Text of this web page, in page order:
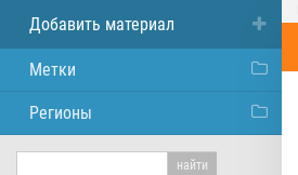
Добавить материал
Метки
Регионы